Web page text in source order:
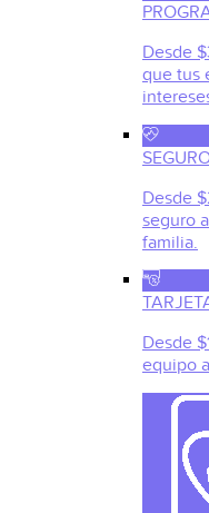
Desde
que tus
Desde
seguro
familia.
Desde
equipo